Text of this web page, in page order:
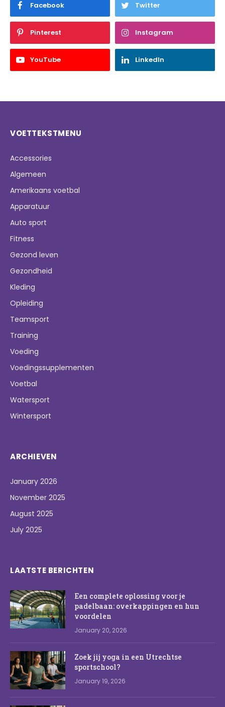
Facebook Twitter
Pinterest Instagram
YouTube LinkedIn
VOETTEKSTMENU
Accessories
Algemeen
Amerikaans voetbal
Apparatuur
Auto sport
Fitness
Gezond leven
Gezondheid
Kleding
Opleiding
Teamsport
Training
Voeding
Voedingssupplementen
Voetbal
Watersport
Wintersport
ARCHIEVEN
January 2026
November 2025
August 2025
July 2025
LAATSTE BERICHTEN
Een complete oplossing voor je
padelbaan: overkappingen en hun
voordelen
January 20, 2026
Zoek jij yoga in een Utrechtse
sportschool?
January 19, 2026